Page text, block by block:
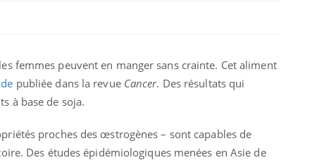
femmes peuvent en manger sans crainte. Cet aliment
publiée dans la revue Cancer. Des résultats qui
à base de soja.
proches des œstrogènes – sont capables de
Des études épidémiologiques menées en Asie de
Youtube
Carence en fer : comprendre pour
même alopécie… Les symptômes de la
carence en fer sont multiples ce qui la rend